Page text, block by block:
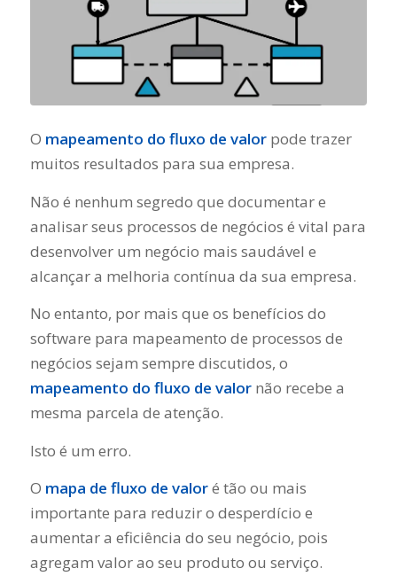
O mapeamento do fluxo de valor pode trazer
muitos resultados para sua empresa.
Não é nenhum segredo que documentar e
analisar seus processos de negócios é vital para
desenvolver um negócio mais saudável e
alcançar a melhoria contínua da sua empresa.
No entanto, por mais que os benefícios do
software para mapeamento de processos de
negócios sejam sempre discutidos, o
mapeamento do fluxo de valor não recebe a
mesma parcela de atenção.
Isto é um erro.
O mapa de fluxo de valoré tão ou mais
importante para reduzir o desperdício e
aumentar a eficiência do seu negócio, pois
agregam valor ao seu produto ou serviço.